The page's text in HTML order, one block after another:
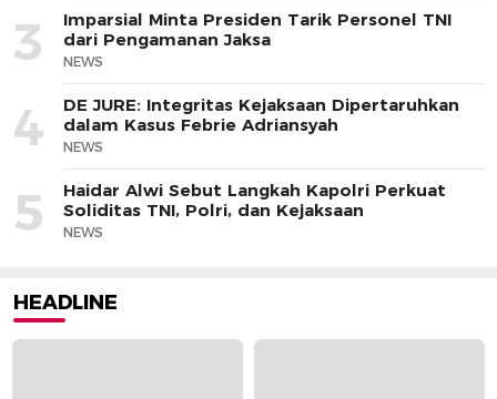
3
Imparsial Minta Presiden Tarik Personel TNI
dari Pengamanan Jaksa
NEWS
4
DE JURE: Integritas Kejaksaan Dipertaruhkan
dalam Kasus Febrie Adriansyah
NEWS
5
Haidar Alwi Sebut Langkah Kapolri Perkuat
Soliditas TNI, Polri, dan Kejaksaan
NEWS
HEADLINE